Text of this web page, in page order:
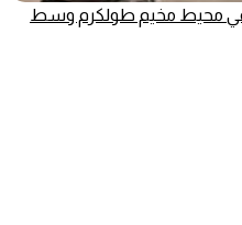
في محيط مخيم طولكرم وسط